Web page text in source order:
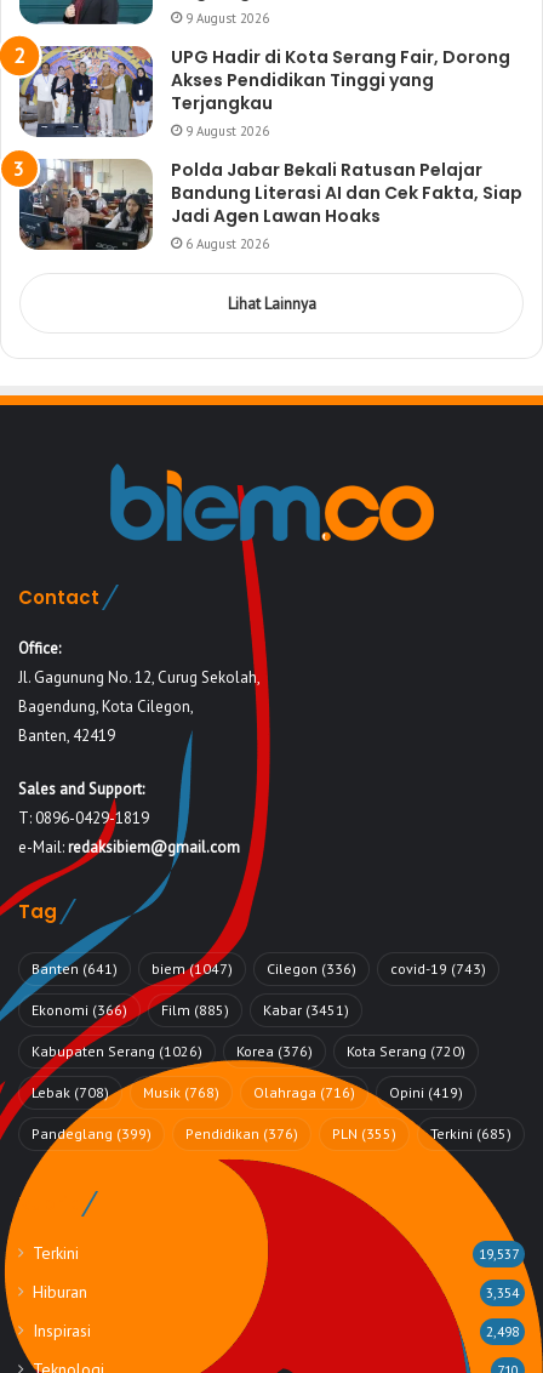
9 August 2026
UPG Hadir di Kota Serang Fair, Dorong
Akses Pendidikan Tinggi yang
Terjangkau
9 August 2026
Polda Jabar Bekali Ratusan Pelajar
Bandung Literasi AI dan Cek Fakta, Siap
Jadi Agen Lawan Hoaks
6 August 2026
Lihat Lainnya
Contact
Office:
Jl. Gagunung No. 12, Curug Sekolah,
Bagendung, Kota Cilegon,
Banten, 42419
Sales and Support:
T: 0896-0429-1819
e-Mail:redaksibiem@gmail.com
Tag
Banten (641) biem(1047) Cilegon (336) covid-19 (743)
Ekonomi (366) Film (885) Kabar (3451)
Kabupaten Serang (1026) Korea (376) Kota Serang (720)
Lebak (708) Musik (768) Olahraga (716) Opini (419)
Pandeglang (399) Pendidikan (376) PLN (355) Terkini (685)
Rubrik
Terkini 19,537
Hiburan 3,354
Inspirasi 2,498